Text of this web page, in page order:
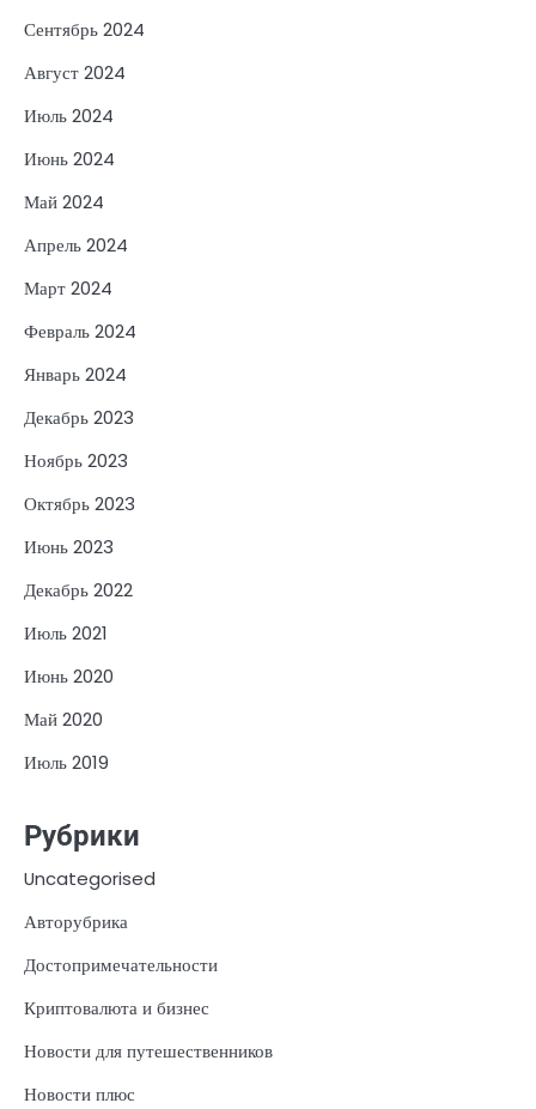
Сентябрь 2024
Август 2024
Июль 2024
Июнь 2024
Май 2024
Апрель 2024
Март 2024
Февраль 2024
Январь 2024
Декабрь 2023
Ноябрь 2023
Октябрь 2023
Июнь 2023
Декабрь 2022
Июль 2021
Июнь 2020
Май 2020
Июль 2019
Рубрики
Uncategorised
Авторубрика
Достопримечательности
Криптовалюта и бизнес
Новости для путешественников
Новости плюс